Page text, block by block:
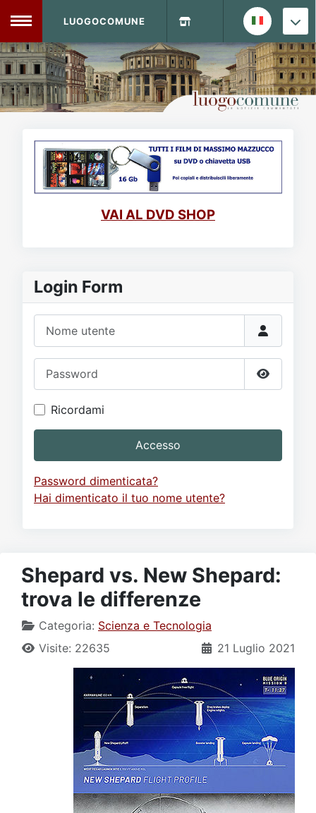
MENU
Home
DVD Shop
Sito
Forum
LUOGOCOMUNE
VAI AL DVD SHOP
Login Form
Mostra
Ricordami
Accesso
Password dimenticata?
Hai dimenticato il tuo nome utente?
Shepard vs. New Shepard:
trova le differenze
Categoria: Scienza e Tecnologia
21 Luglio 2021
Visite: 22635